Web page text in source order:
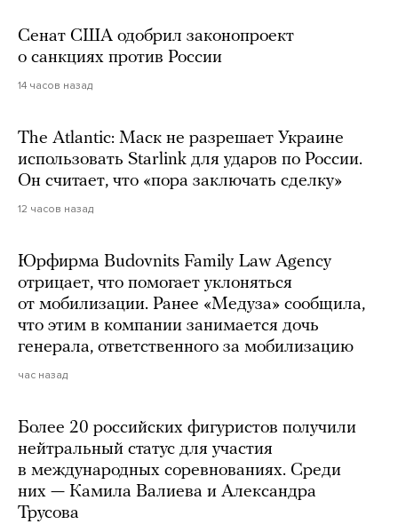
Сенат США одобрил законопроект
о санкциях против России
14 часов назад
The Atlantic: Маск не разрешает Украине
использовать Starlink для ударов по России.
Он считает, что «пора заключать сделку»
12 часов назад
Юрфирма Budovnits Family Law Agency
отрицает, что помогает уклоняться
от мобилизации. Ранее «Медуза» сообщила,
что этим в компании занимается дочь
генерала, ответственного за мобилизацию
час назад
Более 20 российских фигуристов получили
нейтральный статус для участия
в международных соревнованиях. Среди
них — Камила Валиева и Александра
Трусова